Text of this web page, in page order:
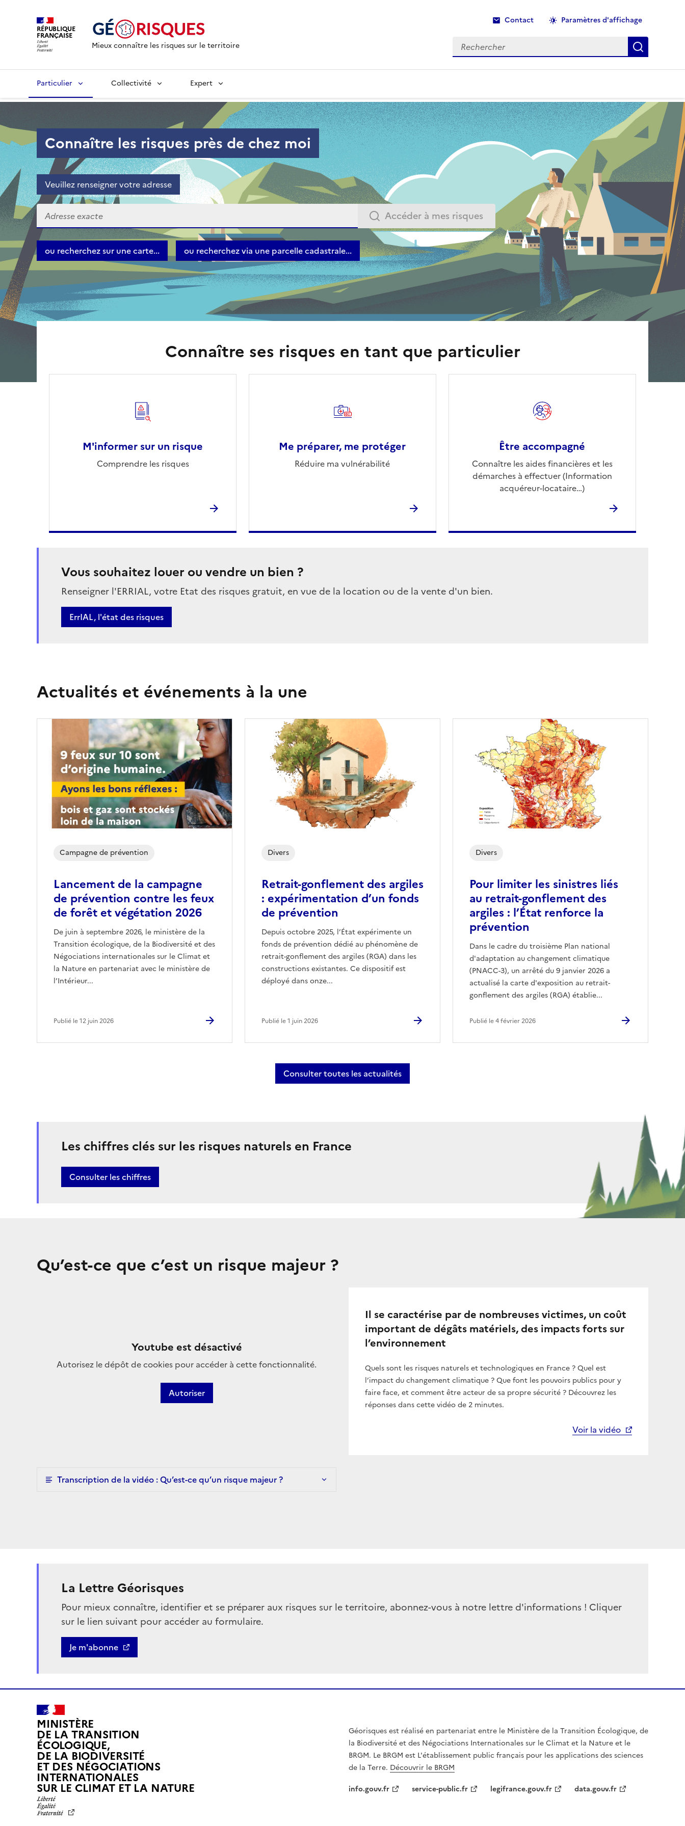
RÉPUBLIQUE
FRANÇAISE
Mieux connaître les risques sur le territoire
Contact Paramètres d'affichage
Rechercher Recherche
Particulier Collectivité Expert
Accueil - Particulier
Connaître les risques près de chez moi
Veuillez renseigner votre adresse
Veuillez renseigner votre adresse exacte Accéder à mes risques
ou recherchez sur une carte... ou recherchez via une parcelle cadastrale...
Connaître ses risques en tant que particulier
M'informer sur un risque
Comprendre les risques
Me préparer, me protéger
Réduire ma vulnérabilité
Être accompagné
Connaître les aides financières et les
démarches à effectuer (Information
acquéreur-locataire…)
Vous souhaitez louer ou vendre un bien ?
Renseigner l'ERRIAL, votre Etat des risques gratuit, en vue de la location ou de la vente d'un bien.
Bouton
ErrIAL, l'état des risques
Actualités et événements à la une
Lancement de la campagne
de prévention contre les feux
de forêt et végétation 2026
De juin à septembre 2026, le ministère de la
Transition écologique, de la Biodiversité et des
Négociations internationales sur le Climat et
la Nature en partenariat avec le ministère de
l’Intérieur...
Campagne de prévention
Publié le 12 juin 2026
Retrait-gonflement des argiles
: expérimentation d’un fonds
de prévention
Depuis octobre 2025, l’État expérimente un
fonds de prévention dédié au phénomène de
retrait-gonflement des argiles (RGA) dans les
constructions existantes. Ce dispositif est
déployé dans onze...
Divers
Publié le 1 juin 2026
Pour limiter les sinistres liés
au retrait-gonflement des
argiles : l’État renforce la
prévention
Dans le cadre du troisième Plan national
d'adaptation au changement climatique
(PNACC-3), un arrêté du 9 janvier 2026 a
actualisé la carte d'exposition au retrait-
gonflement des argiles (RGA) établie...
Divers
Publié le 4 février 2026
Consulter toutes les actualités
Les chiffres clés sur les risques naturels en France
Bouton
Consulter les chiffres
Qu’est-ce que c’est un risque majeur ?
Youtube est désactivé
Autorisez le dépôt de cookies pour accéder à cette fonctionnalité.
Autoriser
Transcription de la vidéo : Qu’est-ce qu’un risque majeur ?
Il se caractérise par de nombreuses victimes, un coût
important de dégâts matériels, des impacts forts sur
l’environnement
Quels sont les risques naturels et technologiques en France ? Quel est
l’impact du changement climatique ? Que font les pouvoirs publics pour y
faire face, et comment être acteur de sa propre sécurité ? Découvrez les
réponses dans cette vidéo de 2 minutes.
Voir la vidéo
La Lettre Géorisques
Pour mieux connaître, identifier et se préparer aux risques sur le territoire, abonnez-vous à notre lettre d'informations ! Cliquer
sur le lien suivant pour accéder au formulaire.
Bouton
Je m'abonne
MINISTÈRE
DE LA TRANSITION
ÉCOLOGIQUE,
DE LA BIODIVERSITÉ
ET DES NÉGOCIATIONS
INTERNATIONALES
SUR LE CLIMAT ET LA NATUREL
Géorisques est réalisé en partenariat entre le Ministère de la Transition Écologique, de
la Biodiversité et des Négociations Internationales sur le Climat et la Nature et le
BRGM. Le BRGM est L'établissement public français pour les applications des sciences
de la Terre. Découvrir le BRGM
info.gouv.fr
service-public.fr legifrance.gouv.fr data.gouv.fr